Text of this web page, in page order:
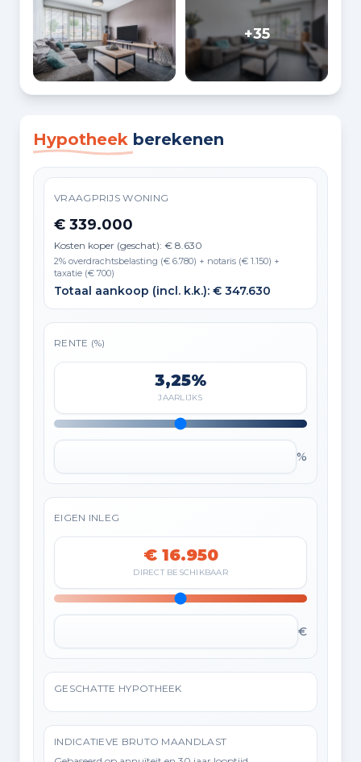
+35
Hypotheek berekenen
VRAAGPRIJS WONING
€ 339.000
Kosten koper (geschat): € 8.630
2% overdrachtsbelasting (€ 6.780) + notaris (€ 1.150) +
taxatie (€ 700)
Totaal aankoop (incl. k.k.): € 347.630
RENTE (%)
3,25%
JAARLIJKS
%
EIGEN INLEG
€ 16.950
DIRECT BESCHIKBAAR
€
GESCHATTE HYPOTHEEK
INDICATIEVE BRUTO MAANDLAST